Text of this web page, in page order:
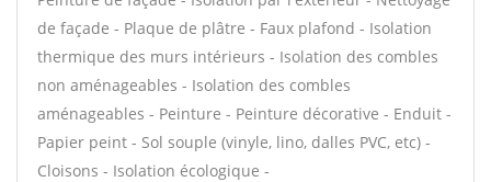
de façade - Plaque de plâtre - Faux plafond - Isolation
thermique des murs intérieurs - Isolation des combles
non aménageables - Isolation des combles
aménageables - Peinture - Peinture décorative - Enduit -
Papier peint - Sol souple (vinyle, lino, dalles PVC, etc) -
Cloisons - Isolation écologique -